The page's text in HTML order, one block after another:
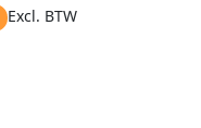
Excl. BTW